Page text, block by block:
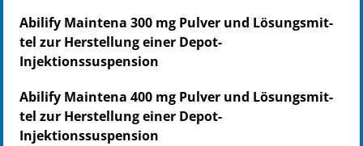
Abilify Maintena 300 mg Pul­ver und Lö­sungs­mit­
tel zur Herstellung ei­ner Depot-
Injektionssuspension
Abilify Maintena 400 mg Pul­ver und Lö­sungs­mit­
tel zur Herstellung ei­ner Depot-
Injektionssuspension